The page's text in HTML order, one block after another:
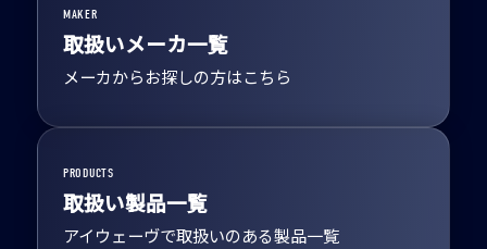
MAKER
取扱いメーカ一覧
メーカからお探しの方はこちら
PRODUCTS
取扱い製品一覧
アイウェーヴで取扱いのある製品一覧